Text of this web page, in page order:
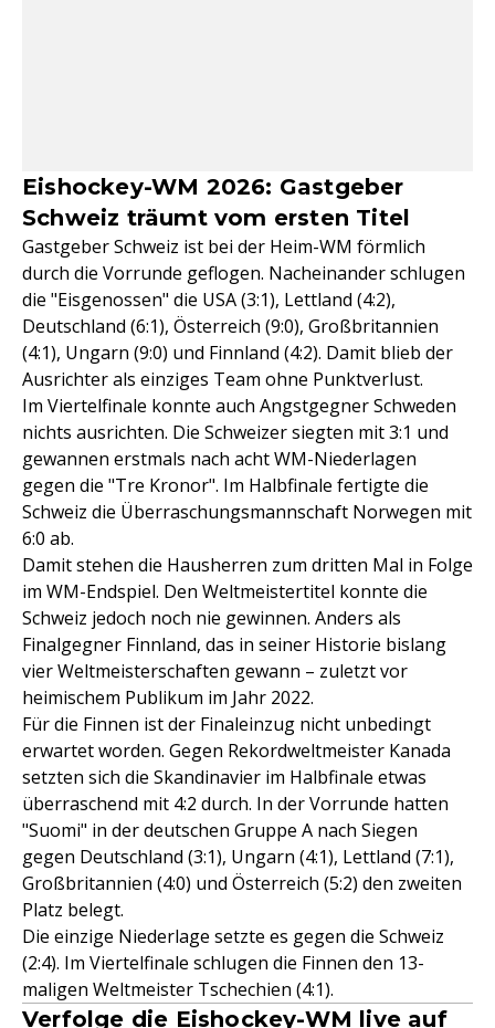
Eishockey-WM 2026: Gastgeber
Schweiz träumt vom ersten Titel
Gastgeber Schweiz ist bei der Heim-WM förmlich
durch die Vorrunde geflogen. Nacheinander schlugen
die "Eisgenossen" die USA (3:1), Lettland (4:2),
Deutschland (6:1), Österreich (9:0), Großbritannien
(4:1), Ungarn (9:0) und Finnland (4:2). Damit blieb der
Ausrichter als einziges Team ohne Punktverlust.
Im Viertelfinale konnte auch Angstgegner Schweden
nichts ausrichten. Die Schweizer siegten mit 3:1 und
gewannen erstmals nach acht WM-Niederlagen
gegen die "Tre Kronor". Im Halbfinale fertigte die
Schweiz die Überraschungsmannschaft Norwegen mit
6:0 ab.
Damit stehen die Hausherren zum dritten Mal in Folge
im WM-Endspiel. Den Weltmeistertitel konnte die
Schweiz jedoch noch nie gewinnen. Anders als
Finalgegner Finnland, das in seiner Historie bislang
vier Weltmeisterschaften gewann – zuletzt vor
heimischem Publikum im Jahr 2022.
Für die Finnen ist der Finaleinzug nicht unbedingt
erwartet worden. Gegen Rekordweltmeister Kanada
setzten sich die Skandinavier im Halbfinale etwas
überraschend mit 4:2 durch. In der Vorrunde hatten
"Suomi" in der deutschen Gruppe A nach Siegen
gegen Deutschland (3:1), Ungarn (4:1), Lettland (7:1),
Großbritannien (4:0) und Österreich (5:2) den zweiten
Platz belegt.
Die einzige Niederlage setzte es gegen die Schweiz
(2:4). Im Viertelfinale schlugen die Finnen den 13-
maligen Weltmeister Tschechien (4:1).
Verfolge die Eishockey-WM live auf